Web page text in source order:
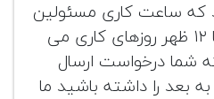
که ساعت کاری مسئولین
ارسال در انبار مکث تا ۱۲ ظهر روزهای کاری می
شما درخواست ارسال
خریدتان در ساعات ۱۲ به بعد را داشته باشید ما